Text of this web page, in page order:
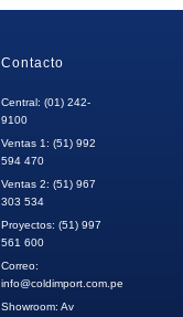
Contacto
Central: (01) 242-
9100
Ventas 1: (51) 992
594 470
Ventas 2: (51) 967
303 534
Proyectos: (51) 997
561 600
Correo:
info@coldimport.com.pe
Showroom: Av